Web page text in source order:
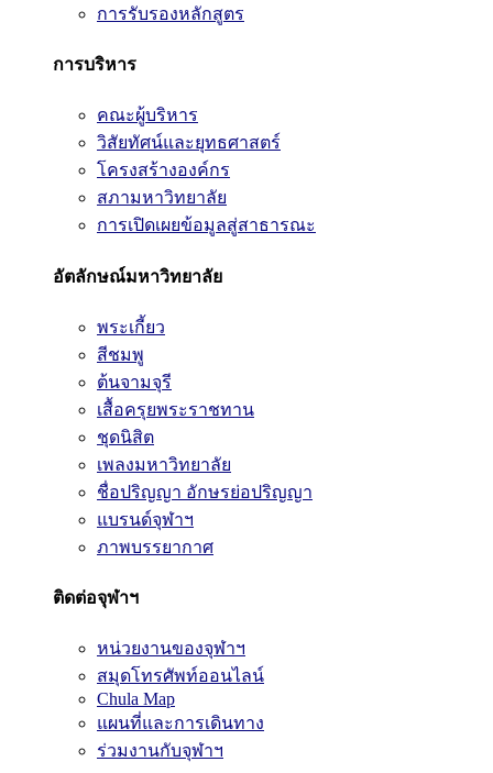
การรับรองหลักสูตร
การบริหาร
คณะผู้บริหาร
วิสัยทัศน์และยุทธศาสตร์
โครงสร้างองค์กร
สภามหาวิทยาลัย
การเปิดเผยข้อมูลสู่สาธารณะ
อัตลักษณ์มหาวิทยาลัย
พระเกี้ยว
สีชมพู
ต้นจามจุรี
เสื้อครุยพระราชทาน
ชุดนิสิต
เพลงมหาวิทยาลัย
ชื่อปริญญา อักษรย่อปริญญา
แบรนด์จุฬาฯ
ภาพบรรยากาศ
ติดต่อจุฬาฯ
หน่วยงานของจุฬาฯ
สมุดโทรศัพท์ออนไลน์
Chula Map
แผนที่และการเดินทาง
ร่วมงานกับจุฬาฯ